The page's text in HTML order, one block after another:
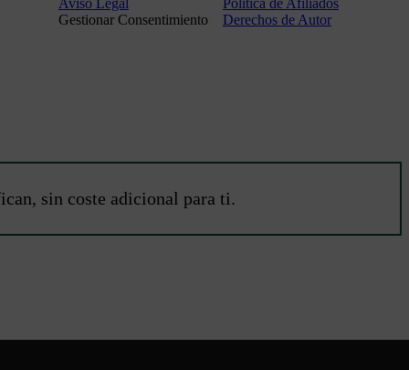
Aviso Legal
Gestionar Consentimiento
Política de Afiliados
Derechos de Autor
sin coste adicional para ti.